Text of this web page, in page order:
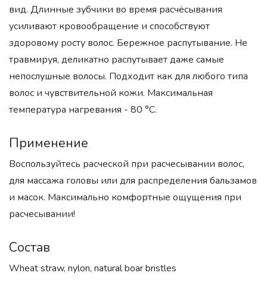
вид. Длинные зубчики во время расчёсывания
усиливают кровообращение и способствуют
здоровому росту волос. Бережное распутывание. Не
травмируя, деликатно распутывает даже самые
непослушные волосы. Подходит как для любого типа
волос и чувствительной кожи. Максимальная
температура нагревания - 80 °C.
Применение
Воспользуйтесь расческой при расчесывании волос,
для массажа головы или для распределения бальзамов
и масок. Максимально комфортные ощущения при
расчесывании!
Состав
Wheat straw, nylon, natural boar bristles